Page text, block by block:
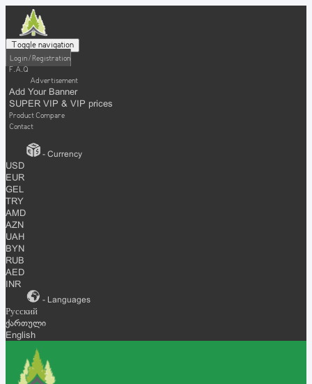
Toggle navigation
Login / Registration
F.A.Q
Advertisement
Add Your Banner
SUPER VIP & VIP prices
Product Compare
Contact
- Currency
USD
EUR
GEL
TRY
AMD
AZN
UAH
BYN
RUB
AED
INR
- Languages
Русский
ქართული
English